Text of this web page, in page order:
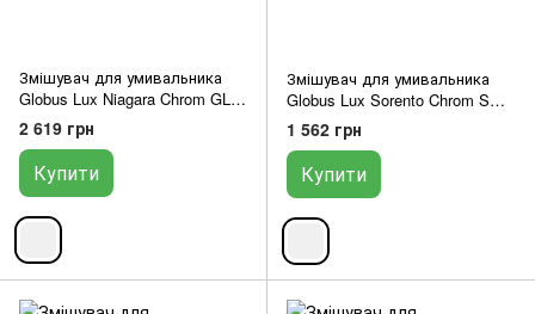
Змішувач для умивальника
Globus Lux Niagara Chrom GLN-
0201
2 619 грн
Купити
Змішувач для умивальника
Globus Lux Sorento Chrom SQ-
201HR
1 562 грн
Купити